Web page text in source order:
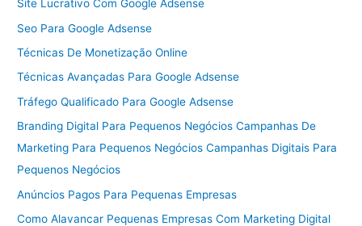
Site Lucrativo Com Google Adsense
Seo Para Google Adsense
Técnicas De Monetização Online
Técnicas Avançadas Para Google Adsense
Tráfego Qualificado Para Google Adsense
Branding Digital Para Pequenos Negócios Campanhas De
Marketing Para Pequenos Negócios Campanhas Digitais Para
Pequenos Negócios
Anúncios Pagos Para Pequenas Empresas
Como Alavancar Pequenas Empresas Com Marketing Digital